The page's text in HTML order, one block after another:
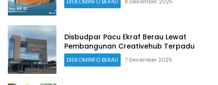
Disbudpar Pacu Ekraf Berau Lewat
Pembangunan Creativehub Terpadu
DISKOMINFO BERAU 7 Desember 2025